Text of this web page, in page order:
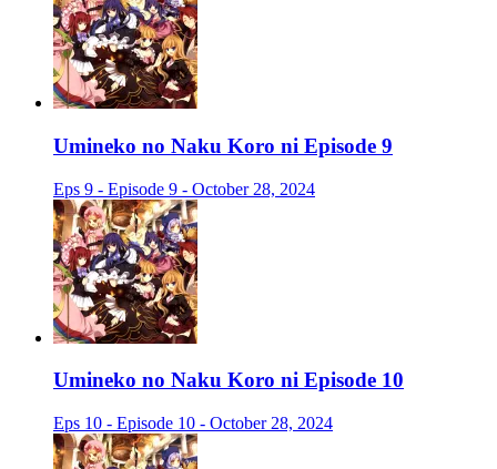
Umineko no Naku Koro ni Episode 9
Eps 9 - Episode 9 - October 28, 2024
Umineko no Naku Koro ni Episode 10
Eps 10 - Episode 10 - October 28, 2024